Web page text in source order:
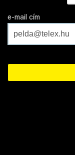
e-mail cím